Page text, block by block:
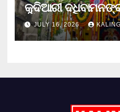
କୁଦିଆରୀ
JULY 16, 2026